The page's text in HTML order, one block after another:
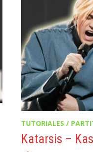
TUTORIALES /
Katarsis –